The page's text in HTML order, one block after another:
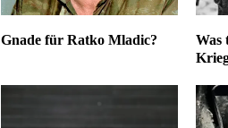
Gnade für Ratko Mladic?
Was